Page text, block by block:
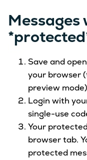
Save and
your browser
preview mode)
Login with
single-use
Your
browser tab.
protected